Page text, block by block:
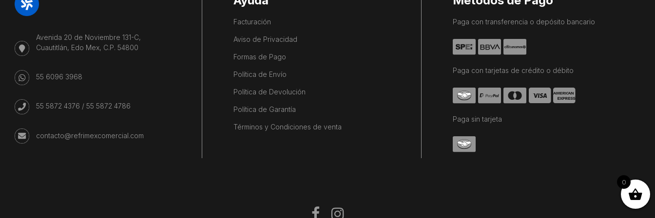
Avenida 20 de Noviembre 131-C,
Cuautitlán, Edo Mex, C.P. 54800
55 6096 3968
55 5872 4376 / 55 5872 4786
contacto@refrimexcomercial.com
Facturación
Aviso de Privacidad
Formas de Pago
Política de Envío
Política de Devolución
Política de Garantía
Términos y Condiciones de venta
Paga con transferencia o depósito bancario
Paga con tarjetas de crédito o débito
Paga sin tarjeta
0